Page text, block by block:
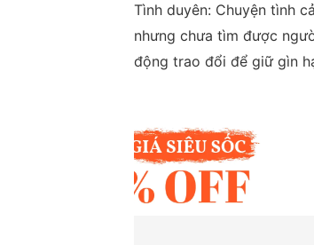
Tình duyên: Chuyện tình
nhưng chưa tìm được
động trao đổi để giữ gìn